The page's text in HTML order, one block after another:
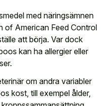
med näringsämnen
of American Feed Control
att börja. Var dock
kan ha allergier eller
om andra variabler
kost, till exempel ålder,